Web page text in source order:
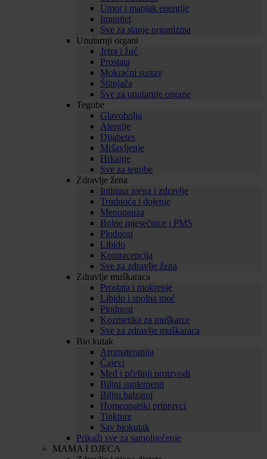
Umor i manjak energije
Imunitet
Sve za stanje organizma
Unutarnji organi
Jetra i žuć
Prostata
Mokraćni sustav
Štitnjača
Sve za unutarnje organe
Tegobe
Glavobolja
Alergije
Dijabetes
Mršavljenje
Hrkanje
Sve za tegobe
Zdravlje žena
Intimna njega i zdravlje
Trudnoća i dojenje
Menopauza
Bolne mjesečnice i PMS
Plodnost
Libido
Kontracepcija
Sve za zdravlje žena
Zdravlje muškaraca
Prostata i mokrenje
Libido i spolna moć
Plodnost
Kozmetika za muškarce
Sve za zdravlje muškaraca
Bio kutak
Aromaterapija
Čajevi
Med i pčelinji proizvodi
Biljni suplementi
Biljni balzami
Homeopatski pripravci
Tinkture
Sav biokutak
Prikaži sve za samoliječenje
MAMA I DJECA